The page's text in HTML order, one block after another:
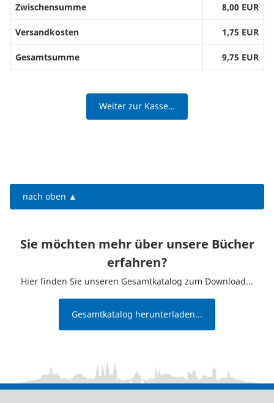
Zwischensumme 8,00 EUR
Versandkosten 1,75 EUR
Gesamtsumme 9,75 EUR
Weiter zur Kasse…
nach oben ▲
Sie möchten mehr über unsere Bücher
erfahren?
Hier finden Sie unseren Gesamtkatalog zum Download...
Gesamtkatalog herunterladen...